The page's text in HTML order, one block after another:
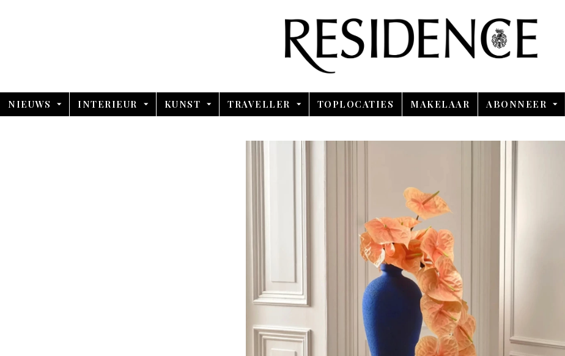
NIEUWS INTERIEUR KUNST TRAVELLER TOPLOCATIES MAKELAAR ABONNEER